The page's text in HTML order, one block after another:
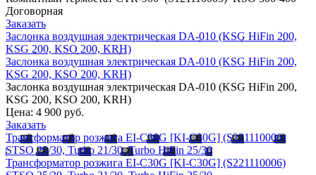
Договорная
Заказать
Заслонка воздушная электрическая DA-010 (KSG HiFin 200,
KSG 200, KSO 200, KRH)
Заслонка воздушная электрическая DA-010 (KSG HiFin 200,
KSG 200, KSO 200, KRH)
Заслонка воздушная электрическая DA-010 (KSG HiFin 200,
KSG 200, KSO 200, KRH)
Цена: 4 900 руб.
Заказать
Трансформатор розжига EI-C30G [KI-C30G] (S221110006)
STSO 25/30, Turbo 21/30, Turbo HiFin 25/30
Трансформатор розжига EI-C30G [KI-C30G] (S221110006)